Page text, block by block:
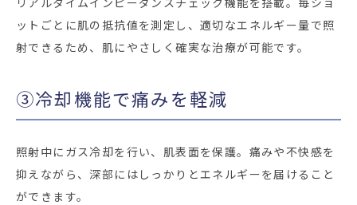
ットごとに肌の抵抗値を測定し、適切なエネルギー量で照
射できるため、肌にやさしく確実な治療が可能です。
③冷却機能で痛みを軽減
照射中にガス冷却を行い、肌表面を保護。痛みや不快感を
抑えながら、深部にはしっかりとエネルギーを届けること
ができます。